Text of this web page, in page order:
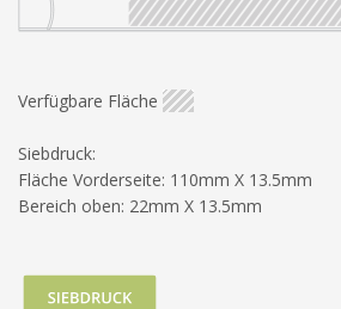
Verfügbare Fläche
Siebdruck:
Fläche Vorderseite: 110mm X 13.5mm
Bereich oben: 22mm X 13.5mm